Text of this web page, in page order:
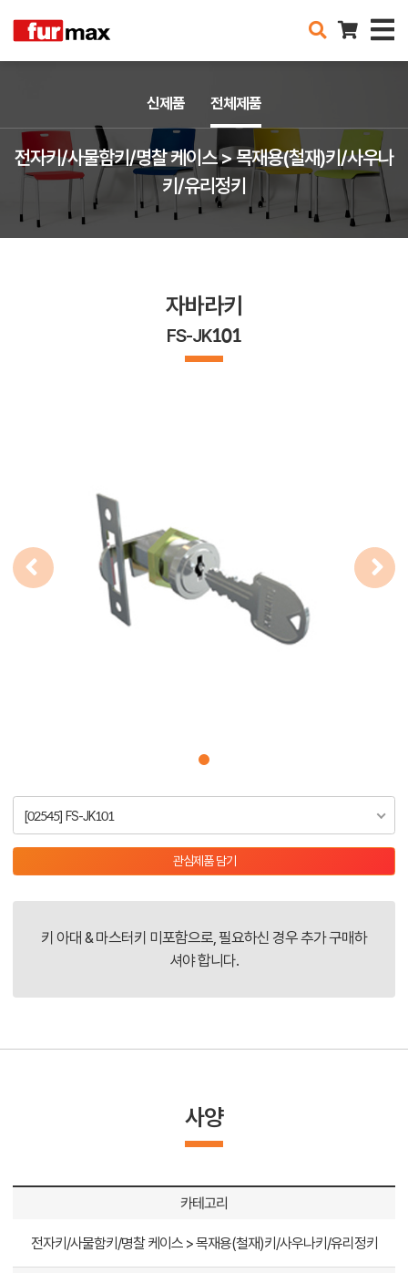
전자키/사물함키/명찰 케이스 > 목재용(철재)키/사우나
키/유리정키
신제품 전체제품
자바라키
FS-JK101
[02545] FS-JK101
관심제품 담기
키 아대 & 마스터키 미포함으로, 필요하신 경우 추가 구매하
셔야 합니다.
사양
카테고리
전자키/사물함키/명찰 케이스 > 목재용(철재)키/사우나키/유리정키